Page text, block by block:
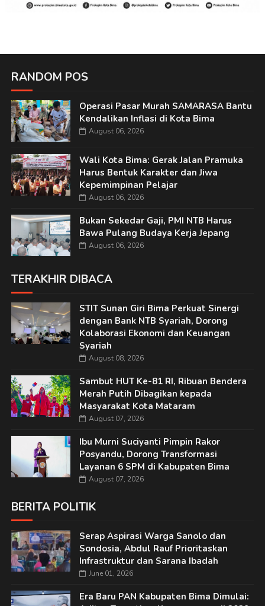
RANDOM POS
Operasi Pasar Murah SAMARASA Bantu
Kendalikan Inflasi di Kota Bima
August 06, 2026
Wali Kota Bima: Gerak Jalan Pramuka
Harus Bentuk Karakter dan Jiwa
Kepemimpinan Pelajar
August 06, 2026
Bukan Sekedar Gaji, PMI NTB Harus
Bawa Pulang Budaya Kerja Jepang
August 06, 2026
TERAKHIR DIBACA
STIT Sunan Giri Bima Perkuat Sinergi
dengan Bank NTB Syariah, Dorong
Kolaborasi Ekonomi dan Keuangan
Syariah
August 08, 2026
Sambut HUT Ke-81 RI, Ribuan Bendera
Merah Putih Dibagikan kepada
Masyarakat Kota Mataram
August 07, 2026
Ibu Murni Suciyanti Pimpin Rakor
Posyandu, Dorong Transformasi
Layanan 6 SPM di Kabupaten Bima
August 07, 2026
BERITA POLITIK
Serap Aspirasi Warga Sanolo dan
Sondosia, Abdul Rauf Prioritaskan
Infrastruktur dan Sarana Ibadah
June 01, 2026
Era Baru PAN Kabupaten Bima Dimulai: